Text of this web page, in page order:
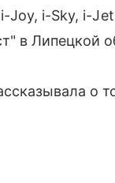
Joy, i-Sky, i-
в Липецкой
о